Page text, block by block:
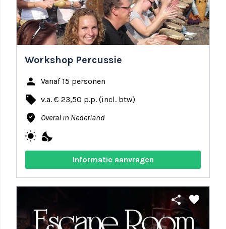
Workshop Percussie
person Vanaf 15 personen
local_offer v.a. € 23,50 p.p. (incl. btw)
where_to_vote Overal in Nederland
wb_sunny nights_stay
Informatie aanvragen
share favorite